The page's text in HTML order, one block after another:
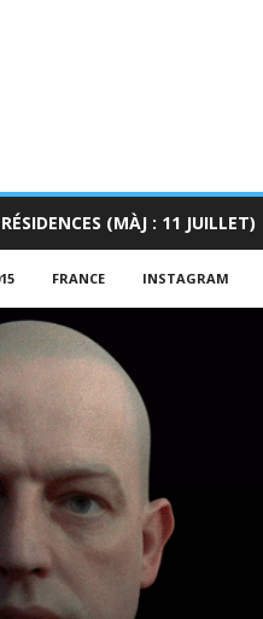
(MÀJ : 11 JUILLET)
FRANCE INSTAGRAM